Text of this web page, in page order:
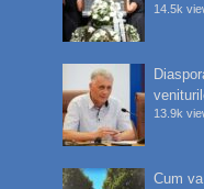
14.5k
13.9k
Cum